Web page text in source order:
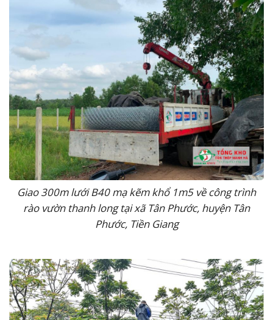
Giao 300m lưới B40 mạ kẽm khổ 1m5 về công trình
rào vườn thanh long tại xã Tân Phước, huyện Tân
Phước, Tiền Giang